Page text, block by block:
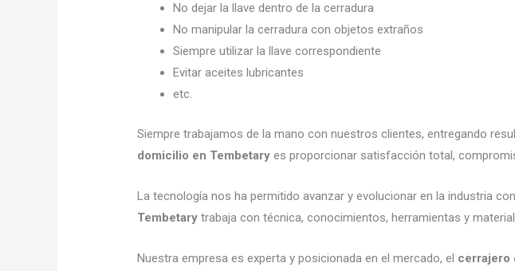
No dejar la llave dentro de la cerradura
No manipular la cerradura con objetos extraños
Siempre utilizar la llave correspondiente
Evitar aceites lubricantes
etc.
Siempre trabajamos de la mano con nuestros clientes, entregando
domicilio en Tembetary es proporcionar satisfacción total,
La tecnología nos ha permitido avanzar y evolucionar en la industria
Tembetary trabaja con técnica, conocimientos, herramientas y
Nuestra empresa es experta y posicionada en el mercado, el cerrajero